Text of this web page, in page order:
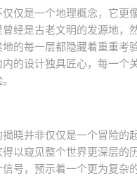
仅是一个地理概念，它更
经是古老文明的发源地，
的每一层都隐藏着重重考
的设计独具匠心，每一个
揭晓并非仅仅是一个冒险的
得以窥见整个世界更深层
号，预示着一个更为复杂